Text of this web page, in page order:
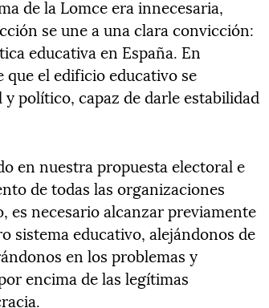
de la Lomce era innecesaria,
se une a una clara convicción:
educativa en España. En
el edificio educativo se
político, capaz de darle estabilidad
en nuestra propuesta electoral e
de todas las organizaciones
es necesario alcanzar previamente
sistema educativo, alejándonos de
en los problemas y
encima de las legítimas